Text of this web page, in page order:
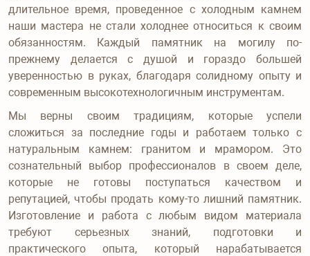
длительное время, проведенное с холодным камнем
наши мастера не стали холоднее относиться к своим
обязанностям. Каждый памятник на могилу по-
прежнему делается с душой и гораздо большей
уверенностью в руках, благодаря солидному опыту и
современным высокотехнологичным инструментам.
Мы верны своим традициям, которые успели
сложиться за последние годы и работаем только с
натуральным камнем: гранитом и мрамором. Это
сознательный выбор профессионалов в своем деле,
которые не готовы поступаться качеством и
репутацией, чтобы продать кому-то лишний памятник.
Изготовление и работа с любым видом материала
требуют серьезных знаний, подготовки и
практического опыта, который нарабатывается